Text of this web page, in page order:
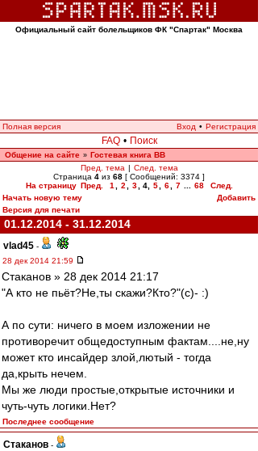
Официальный сайт болельщиков ФК "Спартак" Москва
Полная версия Вход • Регистрация
FAQ • Поиск
Общение на сайте » Гостевая книга ВВ
Пред. тема | След. тема
Страница 4 из 68 [ Сообщений: 3374 ]
На страницу Пред. 1 2 3 4, 5 6 7 68
След.
Начать новую тему
Добавить
Версия для печати
01.12.2014 - 31.12.2014
vlad45 -
28 дек 2014 21:59
Cтаканов » 28 дек 2014 21:17
"А кто не пьёт?Не,ты скажи?Кто?"(с)- :)
А по сути: ничего в моем изложении не
противоречит общедоступным фактам....не,ну
может кто инсайдер злой,лютый - тогда
да,крыть нечем.
Мы же люди простые,открытые источники и
чуть-чуть логики.Нет?
Последнее сообщение
Cтаканов -